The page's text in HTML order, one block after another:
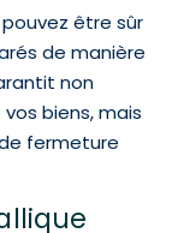
être sûr
de manière
non
biens, mais
fermeture